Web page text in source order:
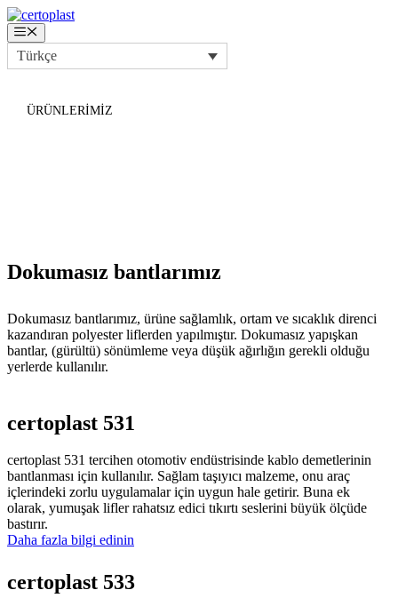
İçeriğe
atla
Menü
Türkçe
ÜRÜNLERIMIZ
Dokumasız bantlarımız
Dokumasız bantlarımız, ürüne sağlamlık, ortam ve sıcaklık direnci
kazandıran polyester liflerden yapılmıştır. Dokumasız yapışkan
bantlar, (gürültü) sönümleme veya düşük ağırlığın gerekli olduğu
yerlerde kullanılır.
certoplast 531
certoplast 531 tercihen otomotiv endüstrisinde kablo demetlerinin
bantlanması için kullanılır. Sağlam taşıyıcı malzeme, onu araç
içlerindeki zorlu uygulamalar için uygun hale getirir. Buna ek
olarak, yumuşak lifler rahatsız edici tıkırtı seslerini büyük ölçüde
bastırır.
Daha fazla bilgi edinin
certoplast 533